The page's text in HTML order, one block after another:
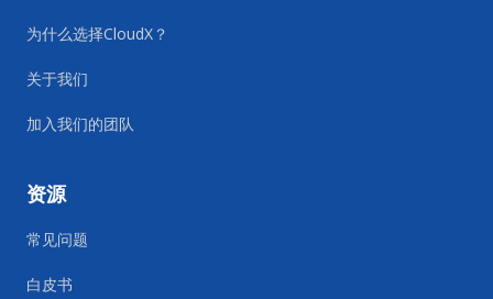
为什么选择CloudX？
关于我们
加入我们的团队
资源
常见问题
白皮书